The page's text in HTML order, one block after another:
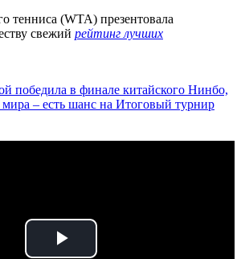
тенниса (WTA) презентовала
свежий рейтинг лучших
победила в финале китайского Нинбо,
– есть шанс на Итоговый турнир